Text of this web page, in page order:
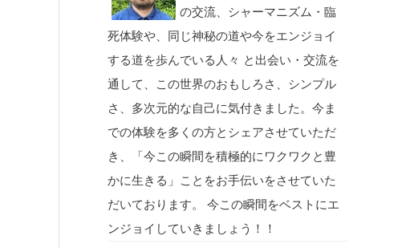
の交流、シャーマニズム・臨
死体験や、同じ神秘の道や今をエンジョイ
する道を歩んでいる人々 と出会い・交流を
通して、この世界のおもしろさ、シンプル
さ、多次元的な自己に気付きました。今ま
での体験を多くの方とシェアさせていただ
き、「今この瞬間を積極的にワクワクと豊
かに生きる」ことをお手伝いをさせていた
だいております。 今この瞬間をベストにエ
ンジョイしていきましょう！！